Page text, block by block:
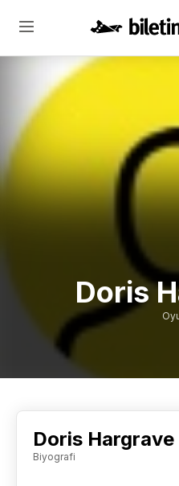
Doris
Doris
Biyografi